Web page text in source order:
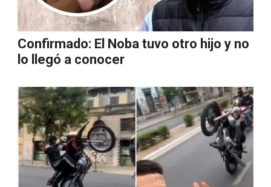
Confirmado: El Noba tuvo otro hijo y no
lo llegó a conocer